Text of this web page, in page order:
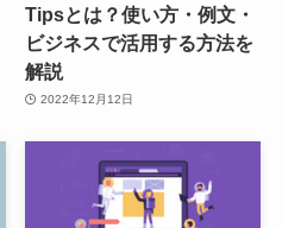
Tipsとは？使い方・例文・
ビジネスで活用する方法を
解説
2022年12月12日